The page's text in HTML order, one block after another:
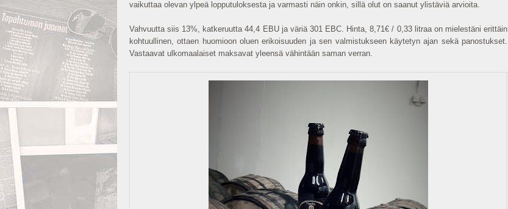
vaikuttaa olevan ylpeä lopputuloksesta ja varmasti näin onkin, sillä olut on saanut ylistäviä arvioita.
Vahvuutta siis 13%, katkeruutta 44,4 EBU ja väriä 301 EBC. Hinta, 8,71€ / 0,33 litraa on mielestäni erittäin
kohtuullinen, ottaen huomioon oluen erikoisuuden ja sen valmistukseen käytetyn ajan sekä panostukset.
Vastaavat ulkomaalaiset maksavat yleensä vähintään saman verran.